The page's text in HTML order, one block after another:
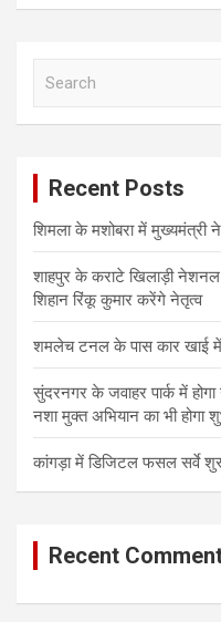
Recent Posts
शिमला के मशोबरा में मुख्यमंत्री
शाहपुर के कराटे खिलाड़ी नेशनल
शिहान रिंकू कुमार करेंगे नेतृत्व
शमलेच टनल के पास कार खाई में
सुंदरनगर के जवाहर पार्क में
नशा मुक्त अभियान का भी होगा
कांगड़ा में डिजिटल फसल सर्वे
Recent